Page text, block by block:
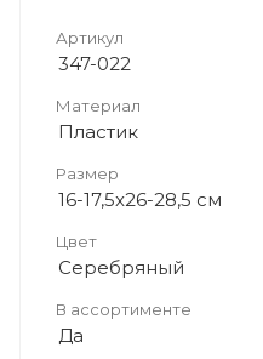
Артикул
347-022
Материал
Пластик
Размер
16-17,5x26-28,5 см
Цвет
Серебряный
В ассортименте
Да